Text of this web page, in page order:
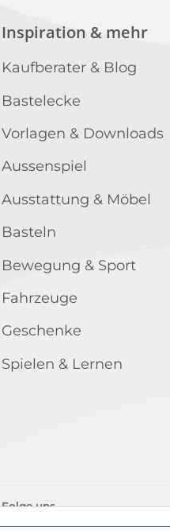
Inspiration & mehr
Kaufberater & Blog
Bastelecke
Vorlagen & Downloads
Aussenspiel
Ausstattung & Möbel
Basteln
Bewegung & Sport
Fahrzeuge
Geschenke
Spielen & Lernen
Folge uns